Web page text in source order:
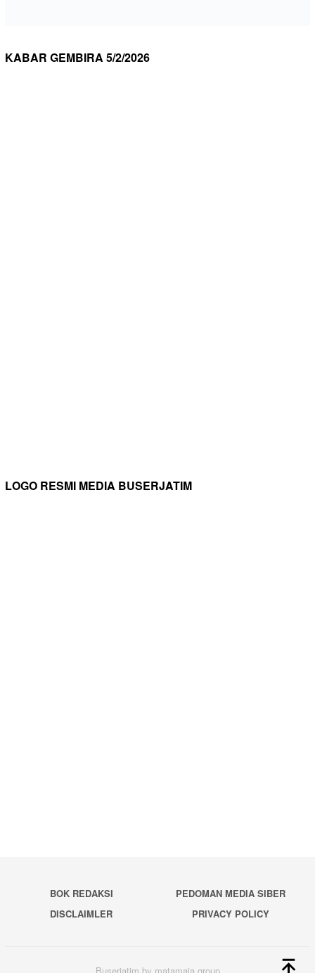
KABAR GEMBIRA 5/2/2026
LOGO RESMI MEDIA BUSERJATIM
BOK REDAKSI
PEDOMAN MEDIA SIBER
DISCLAIMLER
PRIVACY POLICY
Buserjatim by matamaja group